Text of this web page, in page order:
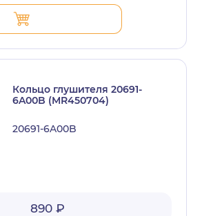
Кольцо глушителя 20691-
6A00B (MR450704)
20691-6A00B
890 ₽